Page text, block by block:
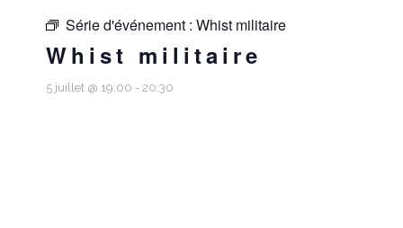
Série d'événement : Whist militaire
Whist militaire
5 juillet @ 19:00 - 20:30